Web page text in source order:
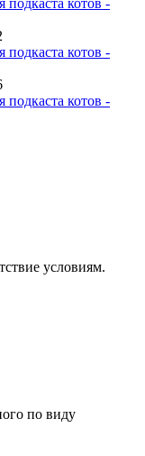
условиям.
по виду